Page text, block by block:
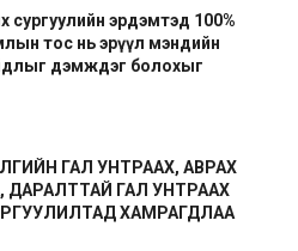
сургуулийн эрдэмтэд 100%
тос нь эрүүл мэндийн
дэмждэг болохыг
ГАЛ УНТРААХ, АВРАХ
ДАРАЛТТАЙ ГАЛ УНТРААХ
ХАМРАГДЛАА